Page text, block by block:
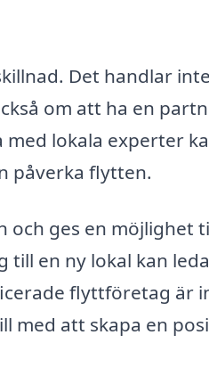
Det handlar
om att ha en
lokala experter
påverka flytten.
och ges en möjlighet
en ny lokal kan
flyttföretag är
med att skapa en